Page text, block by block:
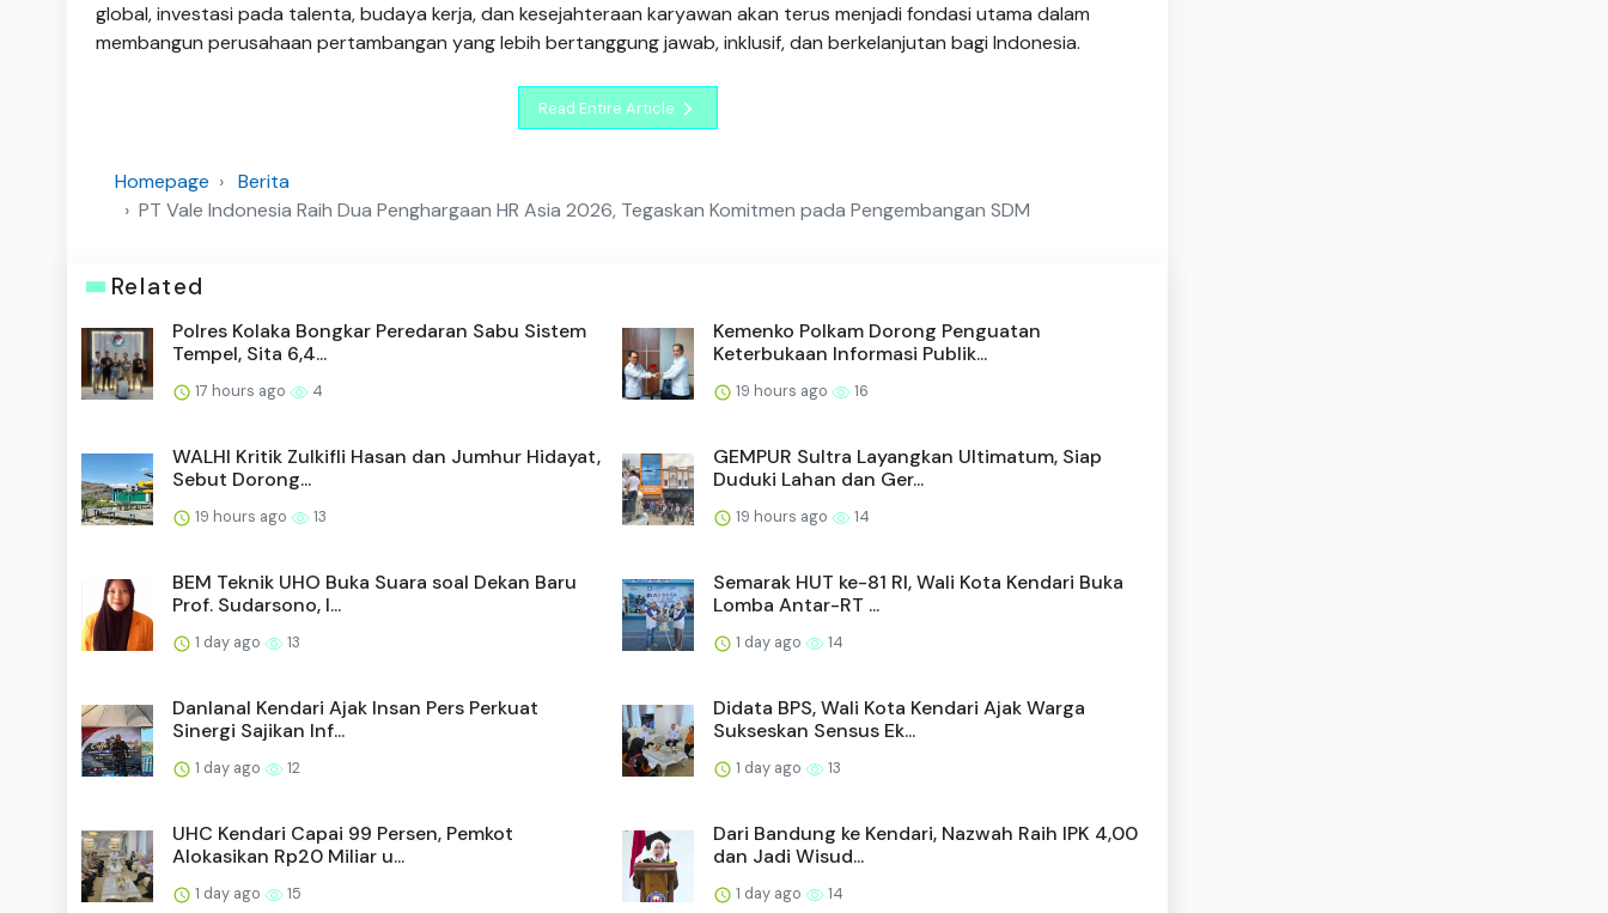
global, investasi pada talenta, budaya kerja, dan kesejahteraan karyawan akan terus menjadi fondasi utama dalam
membangun perusahaan pertambangan yang lebih bertanggung jawab, inklusif, dan berkelanjutan bagi Indonesia.
Read Entire Article
Homepage
Berita
PT Vale Indonesia Raih Dua Penghargaan HR Asia 2026, Tegaskan Komitmen pada Pengembangan SDM
Related
Polres Kolaka Bongkar Peredaran Sabu Sistem
Tempel, Sita 6,4...
17 hours ago 4
Kemenko Polkam Dorong Penguatan
Keterbukaan Informasi Publik...
19 hours ago 16
WALHI Kritik Zulkifli Hasan dan Jumhur Hidayat,
Sebut Dorong...
19 hours ago 13
GEMPUR Sultra Layangkan Ultimatum, Siap
Duduki Lahan dan Ger...
19 hours ago 14
BEM Teknik UHO Buka Suara soal Dekan Baru
Prof. Sudarsono, I...
1 day ago 13
Semarak HUT ke-81 RI, Wali Kota Kendari Buka
Lomba Antar-RT ...
1 day ago 14
Danlanal Kendari Ajak Insan Pers Perkuat
Sinergi Sajikan Inf...
1 day ago 12
Didata BPS, Wali Kota Kendari Ajak Warga
Sukseskan Sensus Ek...
1 day ago 13
UHC Kendari Capai 99 Persen, Pemkot
Alokasikan Rp20 Miliar u...
1 day ago 15
Dari Bandung ke Kendari, Nazwah Raih IPK 4,00
dan Jadi Wisud...
1 day ago 14